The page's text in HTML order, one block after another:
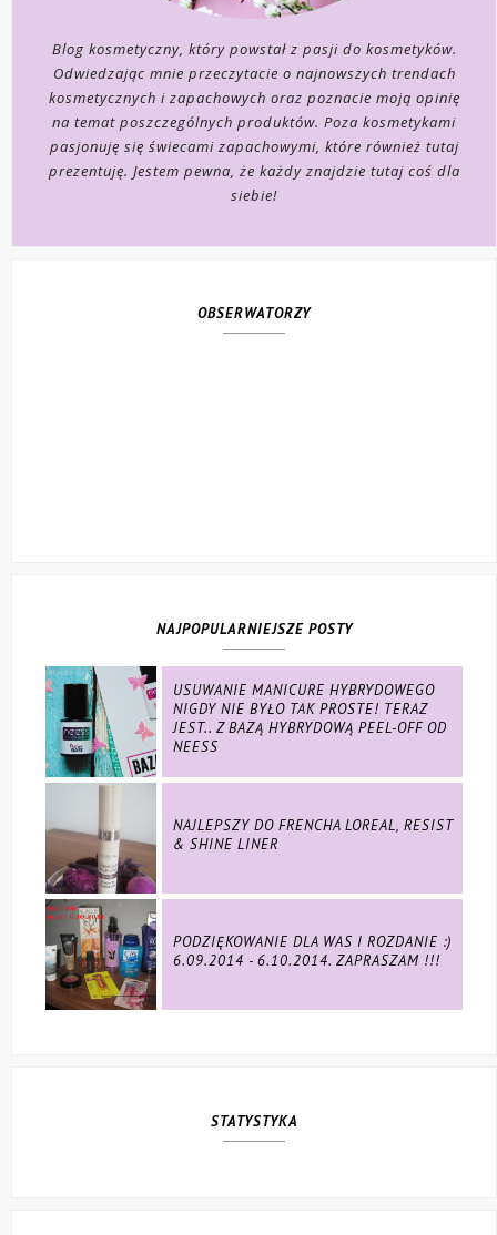
Blog kosmetyczny, który powstał z pasji do kosmetyków.
Odwiedzając mnie przeczytacie o najnowszych trendach
kosmetycznych i zapachowych oraz poznacie moją opinię
na temat poszczególnych produktów. Poza kosmetykami
pasjonuję się świecami zapachowymi, które również tutaj
prezentuję. Jestem pewna, że każdy znajdzie tutaj coś dla
siebie!
OBSERWATORZY
NAJPOPULARNIEJSZE POSTY
USUWANIE MANICURE HYBRYDOWEGO
NIGDY NIE BYŁO TAK PROSTE! TERAZ
JEST.. Z BAZĄ HYBRYDOWĄ PEEL-OFF OD
NEESS
NAJLEPSZY DO FRENCHA LOREAL, RESIST
& SHINE LINER
PODZIĘKOWANIE DLA WAS I ROZDANIE :)
6.09.2014 - 6.10.2014. ZAPRASZAM !!!
STATYSTYKA